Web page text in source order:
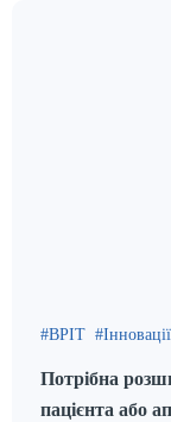
ВРІТ Інновації
Потрібна
пацієнта або